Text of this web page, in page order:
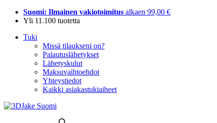
Suomi: Ilmainen vakiotoimitus alkaen 99,00 €
Yli 11.100 tuotetta
Tuki
Missä tilaukseni on?
Palautuslähetykset
Lähetyskulut
Maksuvaihtoehdot
Yhteystiedot
Kaikki asiakastukiaiheet